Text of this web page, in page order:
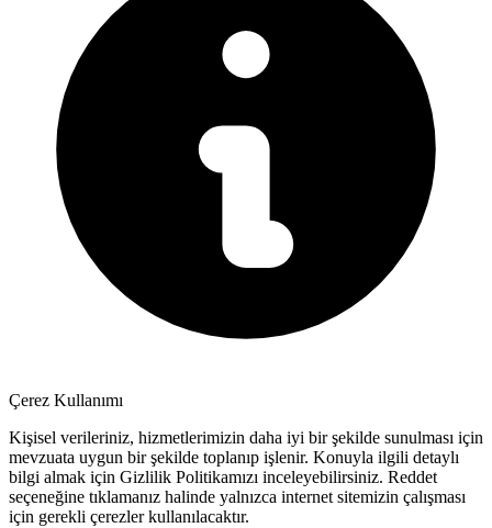
Çerez Kullanımı
Kişisel verileriniz, hizmetlerimizin daha iyi bir şekilde sunulması için
mevzuata uygun bir şekilde toplanıp işlenir. Konuyla ilgili detaylı
bilgi almak için Gizlilik Politikamızı inceleyebilirsiniz. Reddet
seçeneğine tıklamanız halinde yalnızca internet sitemizin çalışması
için gerekli çerezler kullanılacaktır.